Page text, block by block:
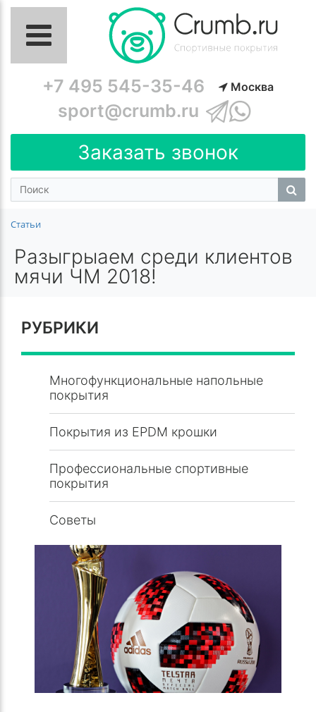
+7 495 545-35-46 Москва
sport@crumb.ru
Заказать звонок
Статьи
Разыгрыаем среди клиентов
мячи ЧМ 2018!
РУБРИКИ
Многофункциональные напольные
покрытия
Покрытия из EPDM крошки
Профессиональные спортивные
покрытия
Советы